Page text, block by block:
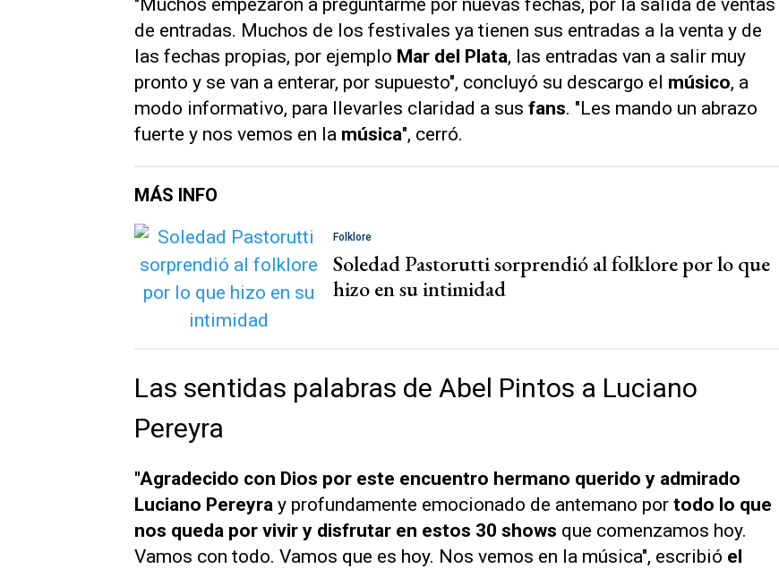
de entradas. Muchos de los festivales ya tienen sus entradas a la venta y de
las fechas propias, por ejemplo Mar del Plata, las entradas van a salir muy
pronto y se van a enterar, por supuesto", concluyó su descargo el músico, a
modo informativo, para llevarles claridad a sus fans. "Les mando un abrazo
fuerte y nos vemos en la música", cerró.
MÁS INFO
Folklore
Soledad Pastorutti sorprendió al folklore por lo que
hizo en su intimidad
Las sentidas palabras de Abel Pintos a Luciano
Pereyra
"Agradecido con Dios por este encuentro hermano querido y admirado
Luciano Pereyra y profundamente emocionado de antemano por todo lo que
nos queda por vivir y disfrutar en estos 30 shows que comenzamos hoy.
Vamos con todo. Vamos que es hoy. Nos vemos en la música", escribió el